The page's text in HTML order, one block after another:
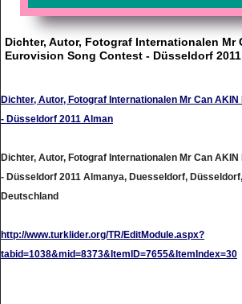
Dichter, Autor, Fotograf Internationalen Mr
Eurovision Song Contest - Düsseldorf
Dichter, Autor, Fotograf Internationalen Mr Can
- Düsseldorf 2011 Alman
Dichter, Autor, Fotograf Internationalen Mr Can
- Düsseldorf 2011 Almanya, Duesseldorf,
Deutschland
http://www.turklider.org/TR/EditModule.aspx?
tabid=1038&mid=8373&ItemID=7655&ItemIndex=30